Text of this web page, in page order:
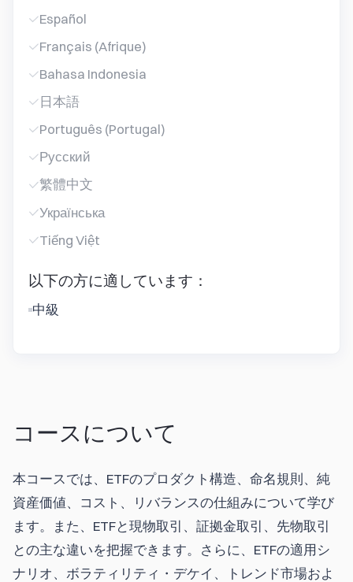
Español
Français (Afrique)
Bahasa Indonesia
日本語
Português (Portugal)
Русский
繁體中文
Українська
Tiếng Việt
以下の方に適しています：
中級
コースについて
本コースでは、ETFのプロダクト構造、命名規則、純
資産価値、コスト、リバランスの仕組みについて学び
ます。また、ETFと現物取引、証拠金取引、先物取引
との主な違いを把握できます。さらに、ETFの適用シ
ナリオ、ボラティリティ・デケイ、トレンド市場およ